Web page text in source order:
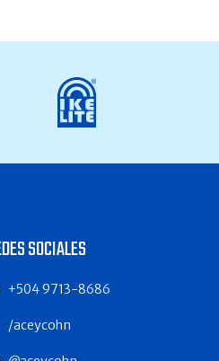
SOCIALES
+504 9713-8686
/aceycohn